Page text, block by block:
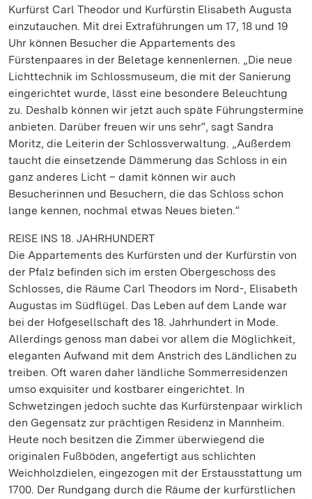
Kurfürst Carl Theodor und Kurfürstin Elisabeth Augusta
einzutauchen. Mit drei Extraführungen um 17, 18 und 19
Uhr können Besucher die Appartements des
Fürstenpaares in der Beletage kennenlernen. „Die neue
Lichttechnik im Schlossmuseum, die mit der Sanierung
eingerichtet wurde, lässt eine besondere Beleuchtung
zu. Deshalb können wir jetzt auch späte Führungstermine
anbieten. Darüber freuen wir uns sehr“, sagt Sandra
Moritz, die Leiterin der Schlossverwaltung. „Außerdem
taucht die einsetzende Dämmerung das Schloss in ein
ganz anderes Licht – damit können wir auch
Besucherinnen und Besuchern, die das Schloss schon
lange kennen, nochmal etwas Neues bieten.“
REISE INS 18. JAHRHUNDERT
Die Appartements des Kurfürsten und der Kurfürstin von
der Pfalz befinden sich im ersten Obergeschoss des
Schlosses, die Räume Carl Theodors im Nord-, Elisabeth
Augustas im Südflügel. Das Leben auf dem Lande war
bei der Hofgesellschaft des 18. Jahrhundert in Mode.
Allerdings genoss man dabei vor allem die Möglichkeit,
eleganten Aufwand mit dem Anstrich des Ländlichen zu
treiben. Oft waren daher ländliche Sommerresidenzen
umso exquisiter und kostbarer eingerichtet. In
Schwetzingen jedoch suchte das Kurfürstenpaar wirklich
den Gegensatz zur prächtigen Residenz in Mannheim.
Heute noch besitzen die Zimmer überwiegend die
originalen Fußböden, angefertigt aus schlichten
Weichholzdielen, eingezogen mit der Erstausstattung um
1700. Der Rundgang durch die Räume der kurfürstlichen